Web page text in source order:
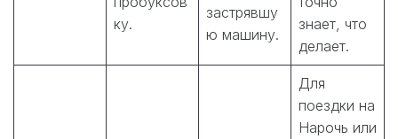
ку.
застрявшу
ю машину.
знает, что
делает.
Для
поездки на
Нарочь или